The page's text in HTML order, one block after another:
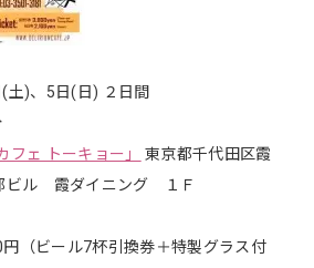
(土)、5日(日) ２日間
フェ トーキョー」
東京都千代田区霞
ビル 霞ダイニング １Ｆ
（ビール7杯引換券＋特製グラス付